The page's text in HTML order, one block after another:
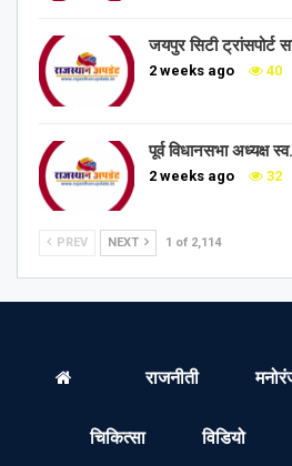
जयपुर सिटी ट्रांसपोर्ट
2 weeks ago 40
पूर्व विधानसभा अध्यक्ष
2 weeks ago 32
PREV NEXT 1 of 2,114
राजनीती
चिकित्सा विडियो